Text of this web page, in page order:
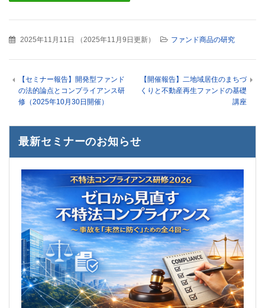
2025年11月11日 （2025年11月9日更新） ファンド商品の研究
【セミナー報告】開発型ファンド
の法的論点とコンプライアンス研
修（2025年10月30日開催）
【開催報告】二地域居住のまちづ
くりと不動産再生ファンドの基礎
講座
最新セミナーのお知らせ